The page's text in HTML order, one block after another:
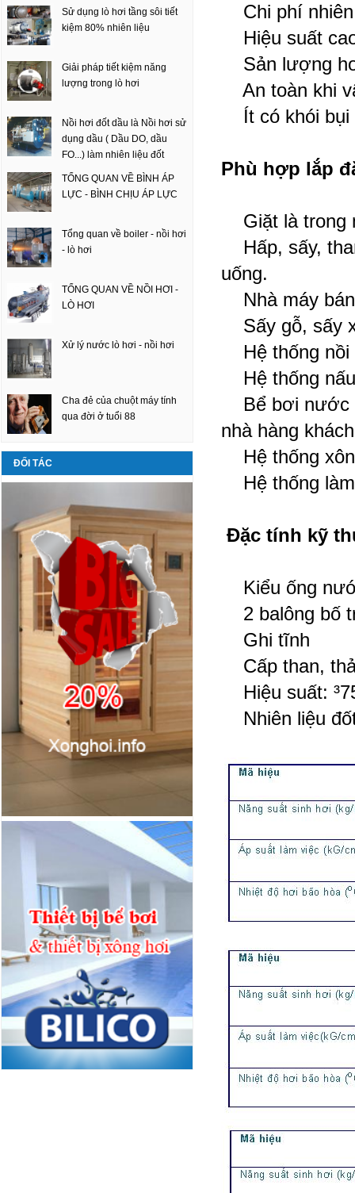
Sử dụng lò hơi tầng sôi tiết
kiệm 80% nhiên liệu
Giải pháp tiết kiệm năng
lượng trong lò hơi
Nồi hơi đốt dầu là Nồi hơi sử
dụng dầu ( Dầu DO, dầu
FO...) làm nhiên liệu đốt
TỔNG QUAN VỀ BÌNH ÁP
LỰC - BÌNH CHỊU ÁP LỰC
Tổng quan về boiler - nồi hơi
- lò hơi
TỔNG QUAN VỀ NỒI HƠI -
LÒ HƠI
Xử lý nước lò hơi - nồi hơi
Cha đẻ của chuột máy tính
qua đời ở tuổi 88
ĐỐI TÁC
Chi phí nhiên
Hiệu suất
Sản lượng
An toàn khi
Ít có khói bụi
Phù hợp lắp
Giặt là trong
Hấp, sấy,
uống.
Nhà máy
Sấy gỗ, sấy
Hệ thống nồi
Hệ thống nấu
Bể bơi nước
nhà hàng
Hệ thống
Hệ thống làm
Đặc tính kỹ
Kiểu ống
2 balông bố
Ghi tĩnh
Cấp than,
Hiệu suất:
Nhiên liệu